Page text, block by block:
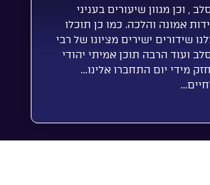
, וכן מגוון שיעורים בעניני
אמונה והלכה. כמו כן תוכלו
שידורים ישירים מציונו של רבי
ועוד הרבה תוכן אמיתי יהודי
מידי יום התחברו אלינו…